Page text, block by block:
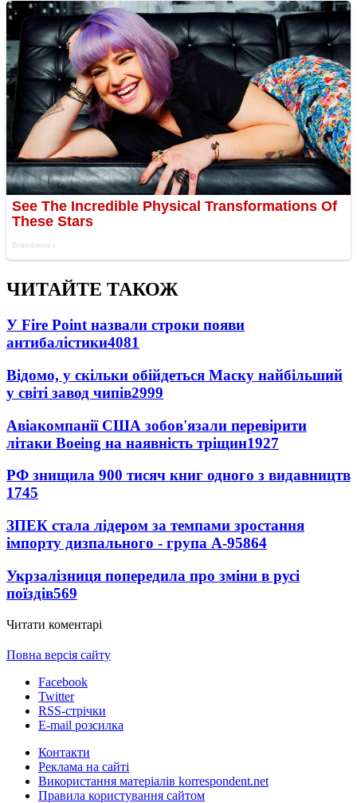
ЧИТАЙТЕ ТАКОЖ
У Fire Point назвали строки появи
антибалістики4081
Відомо, у скільки обійдеться Маску найбільший
у світі завод чипів2999
Авіакомпанії США зобов'язали перевірити
літаки Boeing на наявність тріщин1927
РФ знищила 900 тисяч книг одного з видавництв
1745
ЗПЕК стала лідером за темпами зростання
імпорту дизпального - група А-95864
Укрзалізниця попередила про зміни в русі
поїздів569
Читати коментарі
Повна версія сайту
Facebook
Twitter
RSS-стрічки
E-mail розсилка
Контакти
Реклама на сайті
Використання матеріалів korrespondent.net
Правила користування сайтом